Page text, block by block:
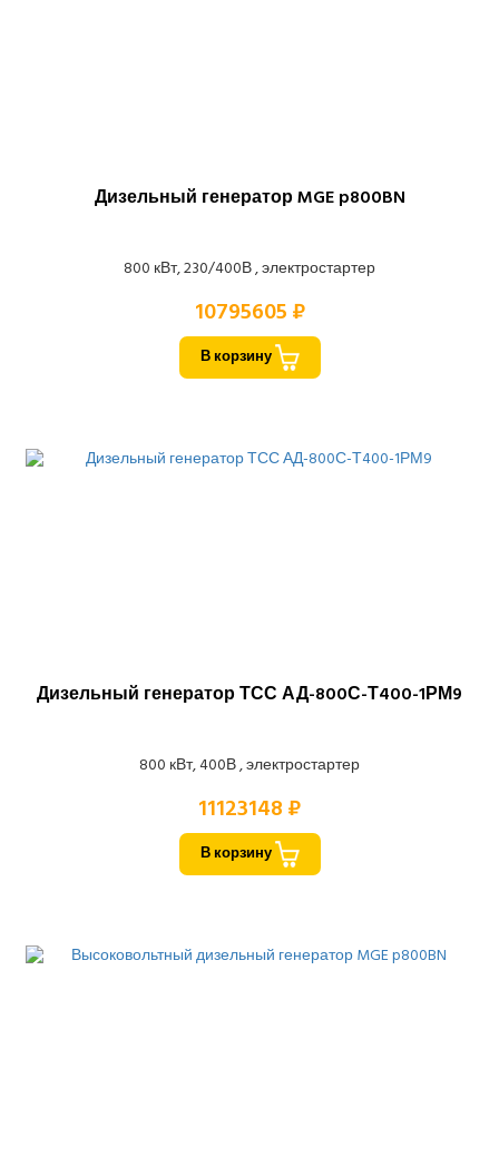
Дизельный генератор MGE p800BN
800 кВт, 230/400В , электростартер
10795605 ₽
В корзину
Дизельный генератор ТСС АД-800С-Т400-1РМ9
800 кВт, 400В , электростартер
11123148 ₽
В корзину